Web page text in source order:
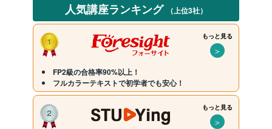
人気講座ランキング （上位3社）
もっと見る
＞
FP2級の合格率90%以上！
フルカラーテキストで初学者でも安心！
もっと見る
＞